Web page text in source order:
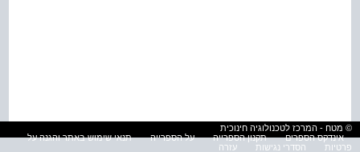
© מטח - המרכז לטכנולוגיה חינוכית
אינדקס הספרים
תקנון הספרייה על הספרייה
תנאי שימוש באתר והגנה על
פרטיות
הסדרי נגישות עזרה